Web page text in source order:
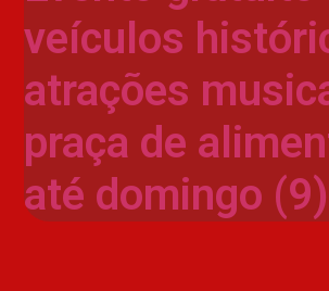
veículos
atrações
praça de
até domingo (9)